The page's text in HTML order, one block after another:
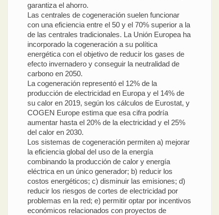
garantiza el ahorro.
Las centrales de cogeneración suelen funcionar
con una eficiencia entre el 50 y el 70% superior a la
de las centrales tradicionales. La Unión Europea ha
incorporado la cogeneración a su política
energética con el objetivo de reducir los gases de
efecto invernadero y conseguir la neutralidad de
carbono en 2050.
La cogeneración representó el 12% de la
producción de electricidad en Europa y el 14% de
su calor en 2019, según los cálculos de Eurostat, y
COGEN Europe estima que esa cifra podría
aumentar hasta el 20% de la electricidad y el 25%
del calor en 2030.
Los sistemas de cogeneración permiten a) mejorar
la eficiencia global del uso de la energía
combinando la producción de calor y energía
eléctrica en un único generador; b) reducir los
costos energéticos; c) disminuir las emisiones; d)
reducir los riesgos de cortes de electricidad por
problemas en la red; e) permitir optar por incentivos
económicos relacionados con proyectos de